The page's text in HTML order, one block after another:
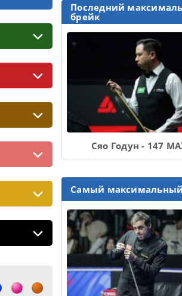
Последний
брейк
Сяо Годун - 147
Самый